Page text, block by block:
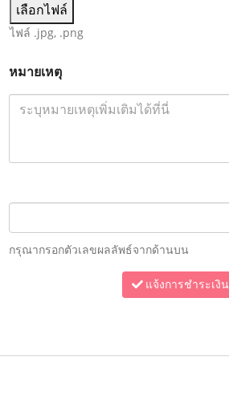
เลือกไฟล์
ไฟล์ .jpg, .png
หมายเหตุ
กรุณากรอกตัวเลขผลลัพธ์จากด้านบน
แจ้งการชำระเงิน